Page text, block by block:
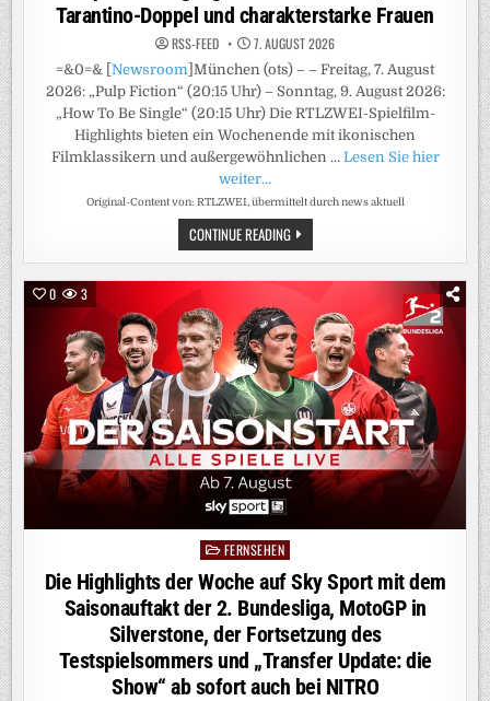
Tarantino-Doppel und charakterstarke Frauen
RSS-FEED 7. AUGUST 2026
=&0=& [Newsroom]München (ots) – – Freitag, 7. August
2026: „Pulp Fiction“ (20:15 Uhr) – Sonntag, 9. August 2026:
„How To Be Single“ (20:15 Uhr) Die RTLZWEI-Spielfilm-
Highlights bieten ein Wochenende mit ikonischen
Filmklassikern und außergewöhnlichen … Lesen Sie hier
weiter…
Original-Content von: RTLZWEI, übermittelt durch news aktuell
CONTINUE READINGDIE
SPIELFILM-
HIGHLIGHTS
TARANTINO-
DOPPEL
UND
CHARAKTERSTARKE
FRAUEN
0 3
Posted
in
FERNSEHEN
Die Highlights der Woche auf Sky Sport mit dem
Saisonauftakt der 2. Bundesliga, MotoGP in
Silverstone, der Fortsetzung des
Testspielsommers und „Transfer Update: die
Show“ ab sofort auch bei NITRO